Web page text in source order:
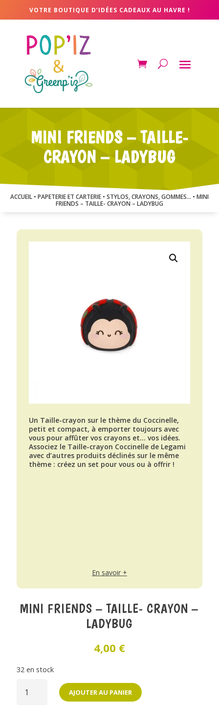
VOTRE BOUTIQUE D’IDÉES CADEAUX AU HAVRE !
MINI FRIENDS – TAILLE-
CRAYON – LADYBUG
ACCUEIL • PAPETERIE ET CARTERIE • STYLOS, CRAYONS, GOMMES... • MINI
FRIENDS – TAILLE- CRAYON – LADYBUG
Un Taille-crayon sur le thème du Coccinelle,
petit et compact, à emporter toujours avec
vous pour affûter vos crayons et… vos idées.
Associez le Taille-crayon Coccinelle de Legami
avec d’autres produits déclinés sur le même
thème : créez un set pour vous ou à offrir !
En savoir +
MINI FRIENDS – TAILLE- CRAYON –
LADYBUG
4,00 €
32 en stock
DE
MINI AJOUTER AU PANIER